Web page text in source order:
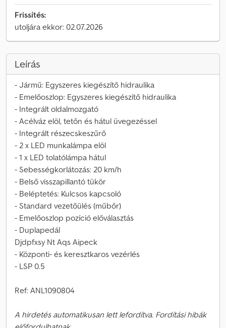
Frissítés:
utoljára ekkor: 02.07.2026
Leírás
- Jármű: Egyszeres kiegészítő hidraulika
- Emelőoszlop: Egyszeres kiegészítő hidraulika
- Integrált oldalmozgató
- Acélváz elöl, tetőn és hátul üvegezéssel
- Integrált részecskeszűrő
- 2 x LED munkalámpa elöl
- 1 x LED tolatólámpa hátul
- Sebességkorlátozás: 20 km/h
- Belső visszapillantó tükör
- Beléptetés: Kulcsos kapcsoló
- Standard vezetőülés (műbőr)
- Emelőoszlop pozíció előválasztás
- Duplapedál
Djdpfxsy Nt Aqs Aipeck
- Központi- és keresztkaros vezérlés
- LSP 0.5
Ref: ANL1090804
A hirdetés automatikusan lett lefordítva. Fordítási hibák